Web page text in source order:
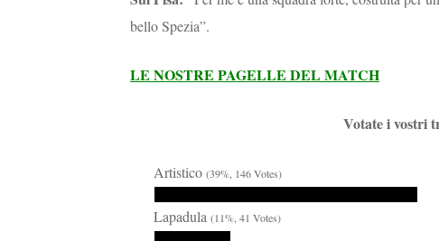
bello Spezia”.
LE NOSTRE PAGELLE DEL MATCH
Votate i vostri
Artistico (39%, 146 Votes)
Lapadula (11%, 41 Votes)